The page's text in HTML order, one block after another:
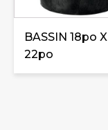
BASSIN 18po X
22po